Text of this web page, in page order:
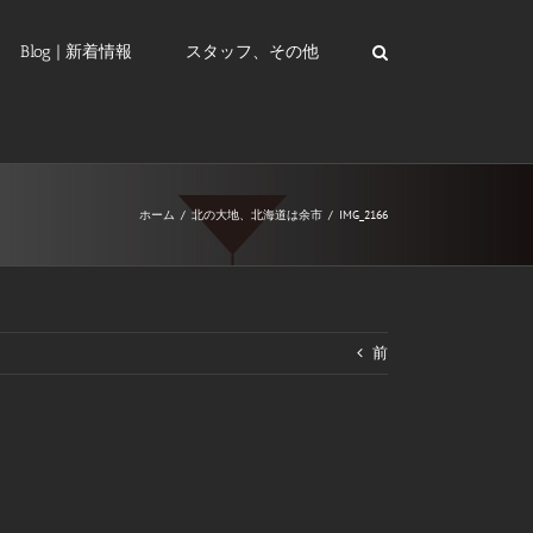
Blog | 新着情報 スタッフ、その他
ホーム / 北の大地、北海道は余市 / IMG_2166
前